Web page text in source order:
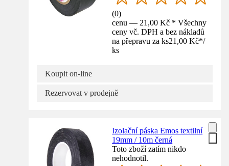
(0)
cenu — 21,00 Kč * Všechny
ceny vč. DPH a bez nákladů
na přepravu za ks21,00 Kč*/
ks
Koupit on-line
Rezervovat v prodejně
Izolační páska Emos textilní
19mm / 10m černá
Toto zboží zatím nikdo
nehodnotil.